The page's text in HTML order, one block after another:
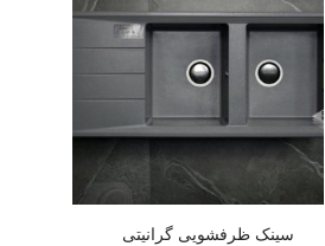
سینک ظرفشویی گرانیتی